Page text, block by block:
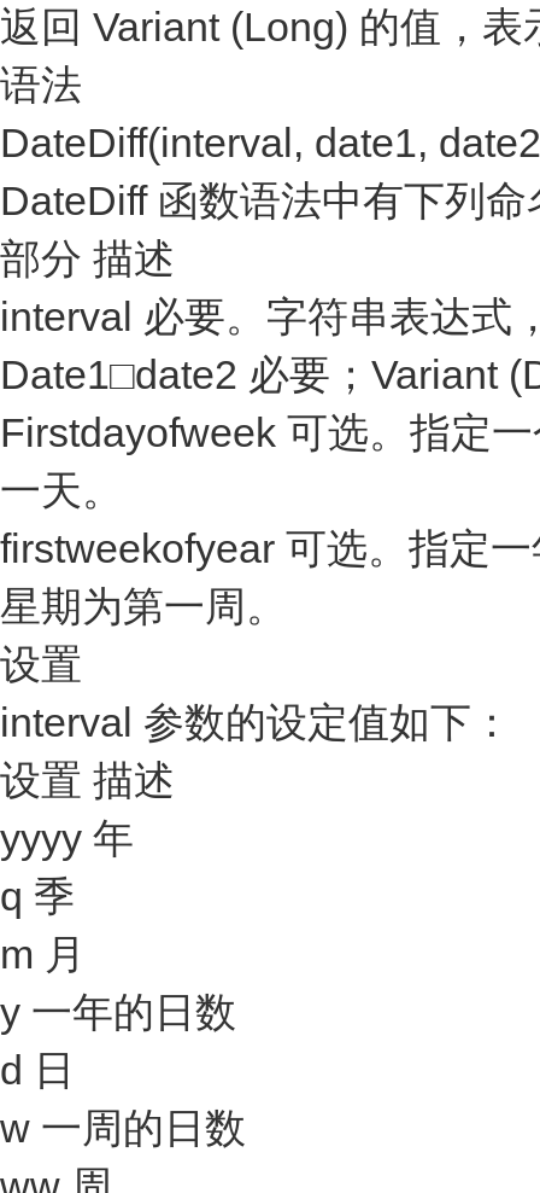
返回 Variant (Long) 的值，
语法
DateDiff(interval, date1,
DateDiff 函数语法中有下列命
部分 描述
interval 必要。字符串表达式
Date1□date2 必要；Variant
Firstdayofweek 可选。指定
一天。
firstweekofyear 可选。指定
星期为第一周。
设置
interval 参数的设定值如下：
设置 描述
yyyy 年
q 季
m 月
y 一年的日数
d 日
w 一周的日数